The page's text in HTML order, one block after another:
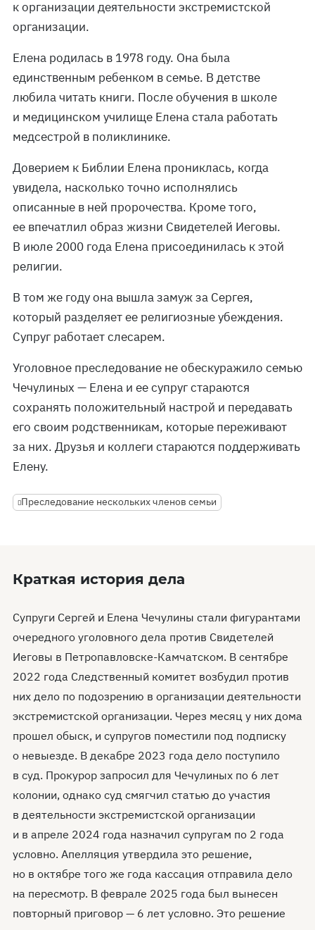
к организации деятельности экстремистской
организации.
Елена родилась в 1978 году. Она была
единственным ребенком в семье. В детстве
любила читать книги. После обучения в школе
и медицинском училище Елена стала работать
медсестрой в поликлинике.
Доверием к Библии Елена прониклась, когда
увидела, насколько точно исполнялись
описанные в ней пророчества. Кроме того,
ее впечатлил образ жизни Свидетелей Иеговы.
В июле 2000 года Елена присоединилась к этой
религии.
В том же году она вышла замуж за Сергея,
который разделяет ее религиозные убеждения.
Супруг работает слесарем.
Уголовное преследование не обескуражило семью
Чечулиных — Елена и ее супруг стараются
сохранять положительный настрой и передавать
его своим родственникам, которые переживают
за них. Друзья и коллеги стараются поддерживать
Елену.
Преследование нескольких членов семьи
Краткая история дела
Супруги Сергей и Елена Чечулины стали фигурантами
очередного уголовного дела против Свидетелей
Иеговы в Петропавловске-Камчатском. В сентябре
2022 года Следственный комитет возбудил против
них дело по подозрению в организации деятельности
экстремистской организации. Через месяц у них дома
прошел обыск, и супругов поместили под подписку
о невыезде. В декабре 2023 года дело поступило
в суд. Прокурор запросил для Чечулиных по 6 лет
колонии, однако суд смягчил статью до участия
в деятельности экстремистской организации
и в апреле 2024 года назначил супругам по 2 года
условно. Апелляция утвердила это решение,
но в октябре того же года кассация отправила дело
на пересмотр. В феврале 2025 года был вынесен
повторный приговор — 6 лет условно. Это решение